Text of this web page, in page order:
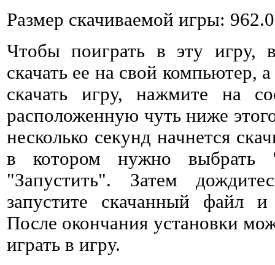
Размер скачиваемой игры:
Чтобы поиграть в эту игру,
скачать ее на свой компьютер,
скачать игру, нажмите на
расположенную чуть ниже
несколько секунд начнется
в котором нужно выбрать
"Запустить". Затем
запустите скачанный файл и
После окончания установки
играть в игру.